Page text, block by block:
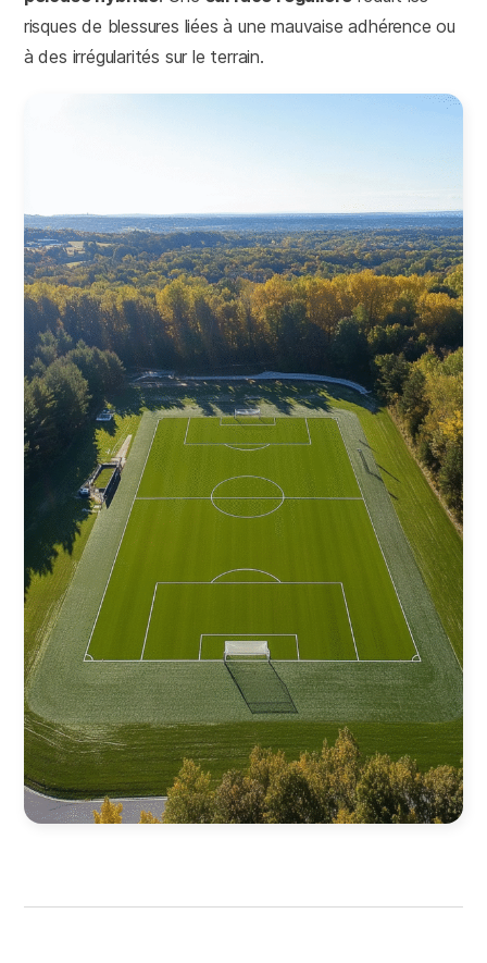
risques de blessures liées à une mauvaise adhérence ou
à des irrégularités sur le terrain.